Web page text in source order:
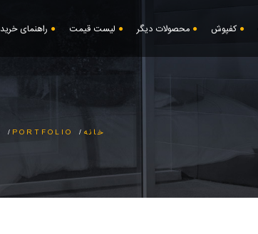
کفپوش محصولات دیگر لیست قیمت راهنمای خرید
خانه PORTFOLIO